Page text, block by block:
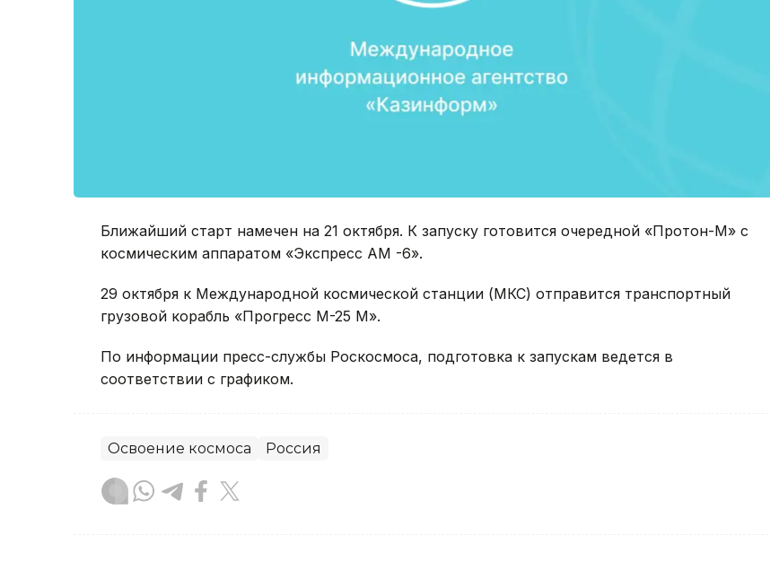
Ближайший старт намечен на 21 октября. К запуску готовится очередной «Протон-М» с
космическим аппаратом «Экспресс АМ -6».
29 октября к Международной космической станции (МКС) отправится транспортный
грузовой корабль «Прогресс М-25 М».
По информации пресс-службы Роскосмоса, подготовка к запускам ведется в
соответствии с графиком.
Освоение космоса Россия